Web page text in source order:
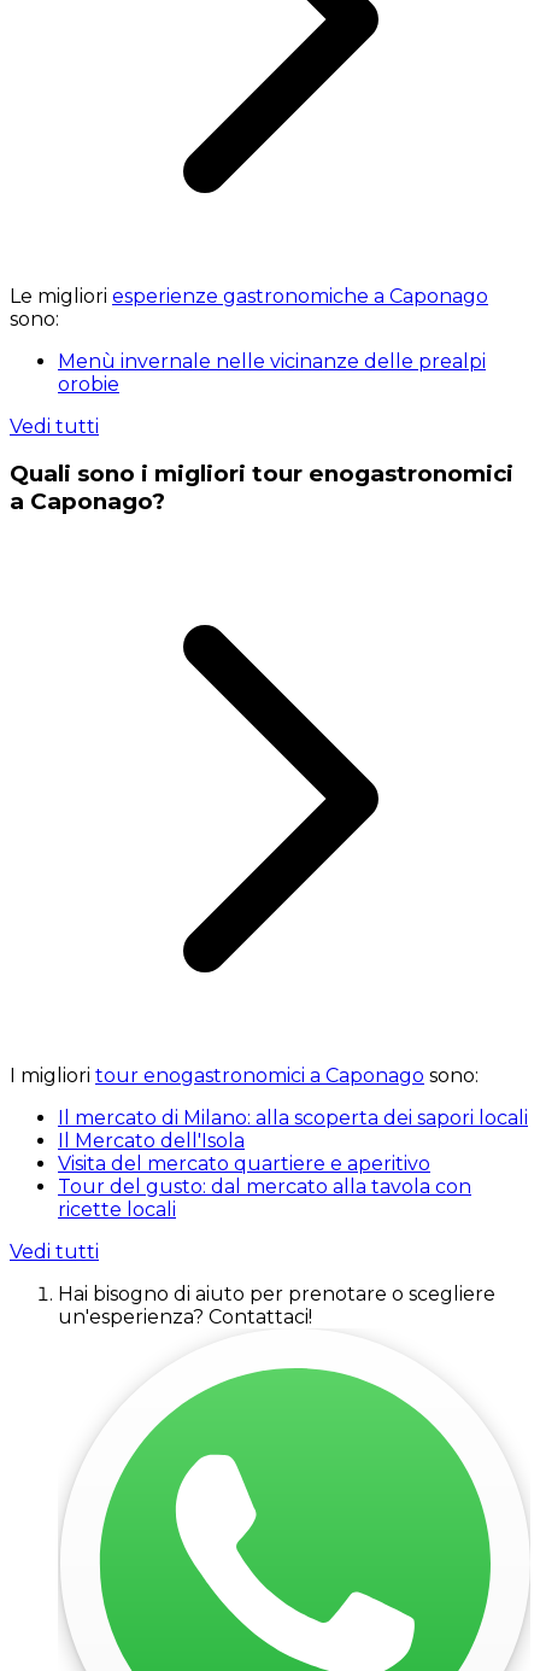
Le migliori esperienze gastronomiche a Caponago
sono:
Menù invernale nelle vicinanze delle prealpi
orobie
Vedi tutti
Quali sono i migliori tour enogastronomici
a Caponago?
I migliori tour enogastronomici a Caponago sono:
Il mercato di Milano: alla scoperta dei sapori locali
Il Mercato dell'Isola
Visita del mercato quartiere e aperitivo
Tour del gusto: dal mercato alla tavola con
ricette locali
Vedi tutti
Hai bisogno di aiuto per prenotare o scegliere
un'esperienza? Contattaci!